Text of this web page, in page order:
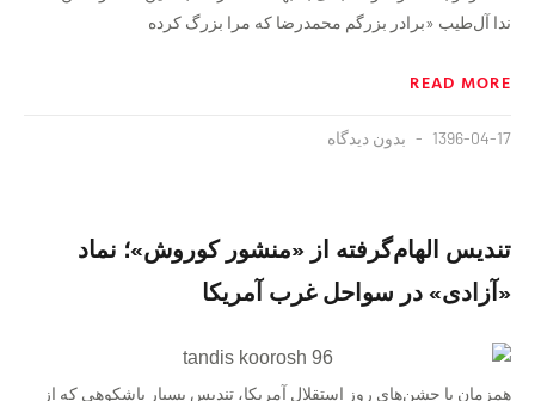
ندا آل‌طیب «برادر بزرگم محمدرضا که مرا بزرگ کرده
READ MORE
1396-04-17 بدون دیدگاه
تندیس الهام‌گرفته از «منشور کوروش»؛ نماد
«آزادی» در سواحل غرب آمریکا
همزمان با جشن‌های روز استقلال آمریکا، تندیس بسیار باشکوهی که از